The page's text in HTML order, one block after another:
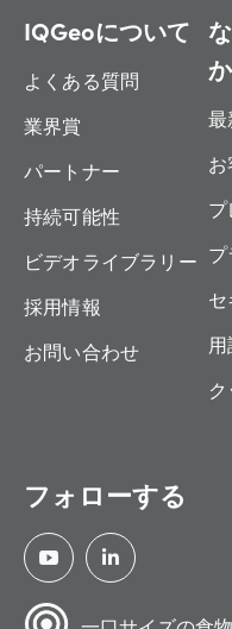
IQGeoについて
よくある質問
業界賞
パートナー
持続可能性
ビデオライブラリー
採用情報
お問い合わせ
フォローする